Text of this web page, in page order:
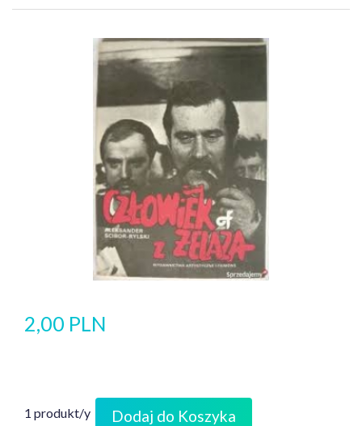
2,00 PLN
1 produkt/y Dodaj do Koszyka